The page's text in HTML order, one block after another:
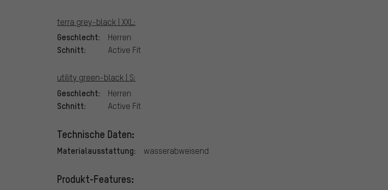
terra grey-black | XXL:
Geschlecht: Herren
Schnitt: Active Fit
utility green-black | S:
Geschlecht: Herren
Schnitt: Active Fit
Technische Daten:
Materialausstattung: wasserabweisend
Produkt-Features: